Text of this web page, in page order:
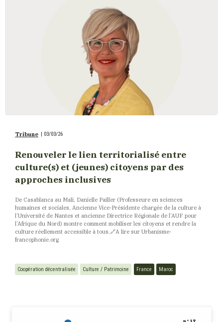
Tribune | 03/03/26
Renouveler le lien territorialisé entre
culture(s) et (jeunes) citoyens par des
approches inclusives
De Casablanca au Mali, Danielle Pailler (Professeure en sciences
humaines et sociales, Ancienne Vice-Présidente chargée de la culture à
l’Université de Nantes et ancienne Directrice Régionale de l’AUF pour
l’Afrique du Nord) montre comment mobiliser les citoyens et rendre la
culture réellement accessible à tous. ​🔗​A lire sur Urbanisme-
francophonie.org
Coopération décentralisée Culture / Patrimoine France Maroc